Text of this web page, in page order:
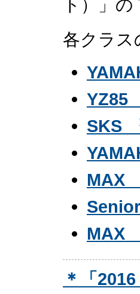
ト）」
各クラス
YZ85
SKS
MAX
MAX
＊「